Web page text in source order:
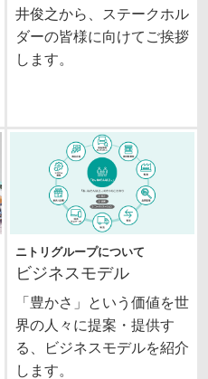
井俊之から、ステークホル
ダーの皆様に向けてご挨拶
します。
ニトリグループについて
ビジネスモデル
「豊かさ」という価値を世
界の人々に提案・提供す
る、ビジネスモデルを紹介
します。